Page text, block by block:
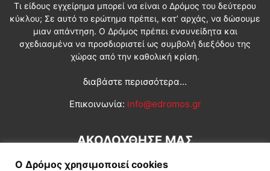
Τι είδους εγχείρημα μπορεί να είναι ο Δρόμος του δεύτερου
κύκλου; Σε αυτό το ερώτημα πρέπει, κατ’ αρχάς, να δώσουμε
μιαν απάντηση. Ο Δρόμος πρέπει ενσυνείδητα και
σχεδιασμένα να προσδιοριστεί ως συμβολή διεξόδου της
χώρας από την καθολική κρίση.
διαβάστε περισσότερα...
Επικοινωνία: info@edromos.gr
ΑΚΟΛΟΥΘΗΣΕ ΜΑΣ
Ο Δρόμος χρησιμοποιεί cookies